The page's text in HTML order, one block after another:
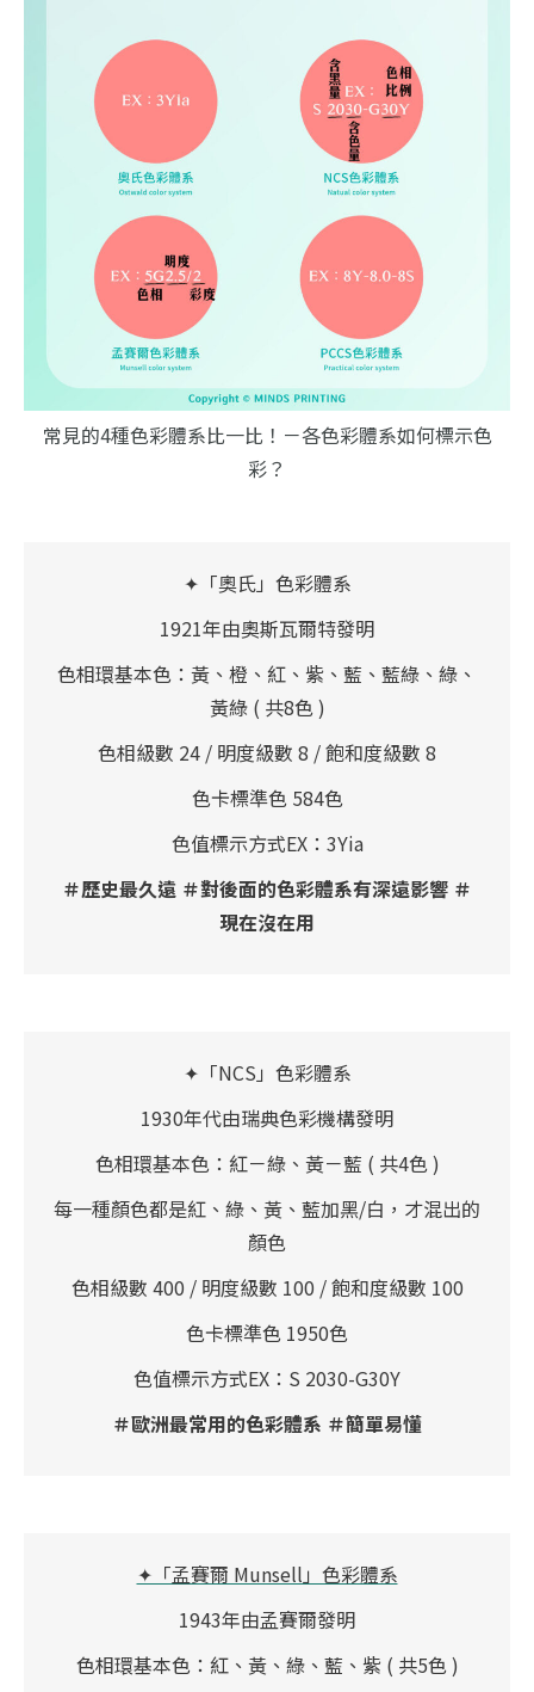
常見的4種色彩體系比一比！－各色彩體系如何標示色
彩？
✦「奧氏」色彩體系
1921年由奧斯瓦爾特發明
色相環基本色：黃、橙、紅、紫、藍、藍綠、綠、
黃綠 ( 共8色 )
色相級數 24 / 明度級數 8 / 飽和度級數 8
色卡標準色 584色
色值標示方式EX：3Yia
＃歷史最久遠 ＃對後面的色彩體系有深遠影響 ＃
現在沒在用
✦「NCS」色彩體系
1930年代由瑞典色彩機構發明
色相環基本色：紅－綠、黃－藍 ( 共4色 )
每一種顏色都是紅、綠、黃、藍加黑/白，才混出的
顏色
色相級數 400 / 明度級數 100 / 飽和度級數 100
色卡標準色 1950色
色值標示方式EX：S 2030-G30Y
＃歐洲最常用的色彩體系 ＃簡單易懂
✦「孟賽爾 Munsell」色彩體系
1943年由孟賽爾發明
色相環基本色：紅、黃、綠、藍、紫 ( 共5色 )